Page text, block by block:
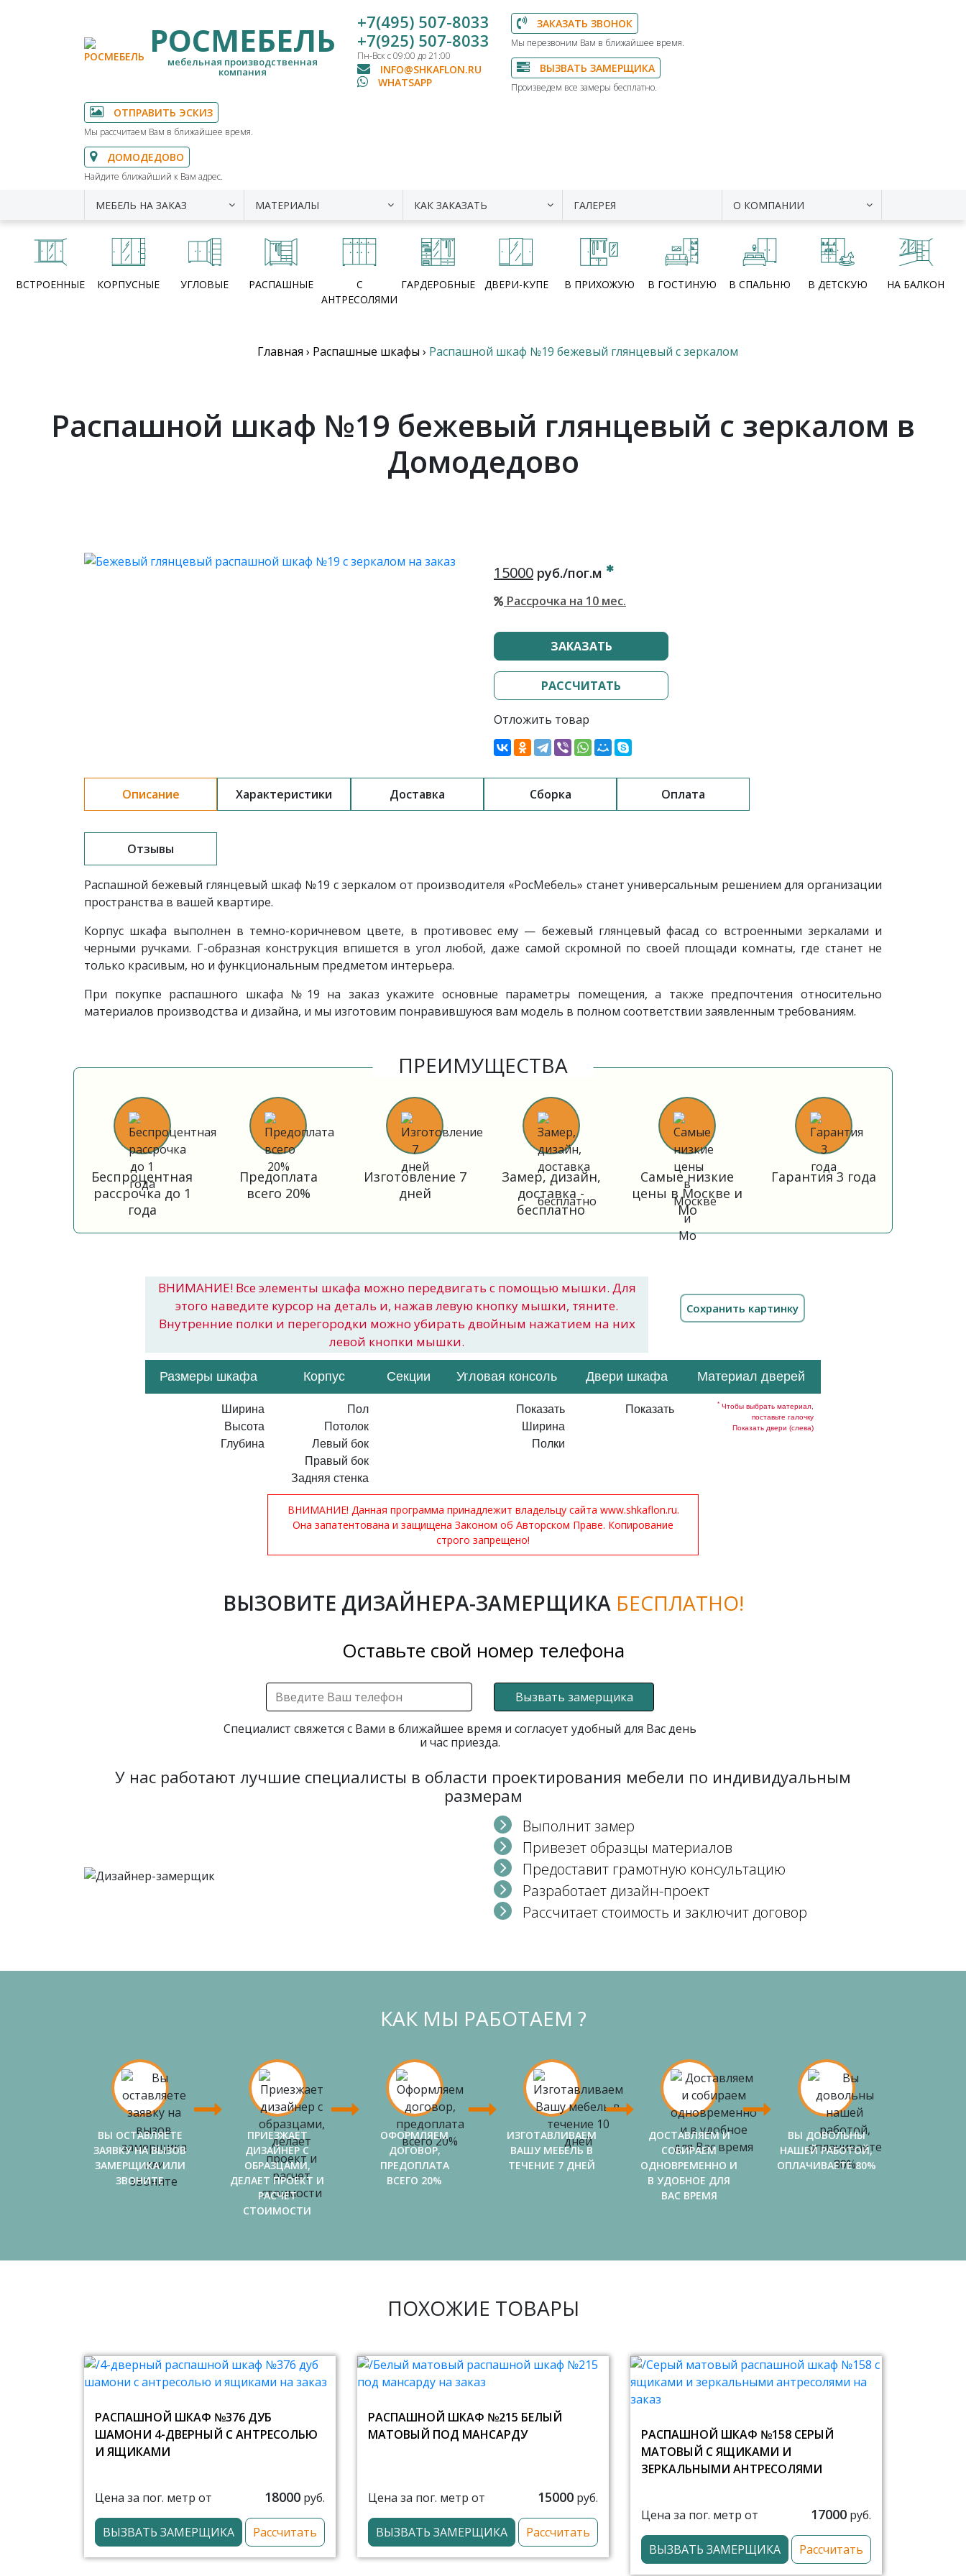
РОСМЕБЕЛЬ
мебельная производственная
компания
+7(495) 507-8033
+7(925) 507-8033
Пн-Вск с 09:00 до 21:00
INFO@SHKAFLON.RU
WHATSAPP
ЗАКАЗАТЬ ЗВОНОК
Мы перезвоним Вам в ближайшее время.
ВЫЗВАТЬ ЗАМЕРЩИКА
Произведем все замеры бесплатно.
ОТПРАВИТЬ ЭСКИЗ
Мы рассчитаем Вам в ближайшее время.
ДОМОДЕДОВО
Найдите ближайший к Вам адрес.
МЕБЕЛЬ НА ЗАКАЗ МАТЕРИАЛЫ КАК ЗАКАЗАТЬ ГАЛЕРЕЯ О КОМПАНИИ
ВСТРОЕННЫЕ КОРПУСНЫЕ УГЛОВЫЕ РАСПАШНЫЕ
С
АНТРЕСОЛЯМИ
ГАРДЕРОБНЫЕ ДВЕРИ-КУПЕ В ПРИХОЖУЮ В ГОСТИНУЮ В СПАЛЬНЮ В ДЕТСКУЮ НА БАЛКОН
Главная › Распашные шкафы › Распашной шкаф №19 бежевый глянцевый с зеркалом
Распашной шкаф №19 бежевый глянцевый с зеркалом в
Домодедово
15000 руб./пог.м
Рассрочка на 10 мес.
ЗАКАЗАТЬ
РАССЧИТАТЬ
Отложить товар
Описание Характеристики Доставка Сборка Оплата
Отзывы
Распашной бежевый глянцевый шкаф №19 с зеркалом от производителя «РосМебель» станет универсальным решением для организации
пространства в вашей квартире.
Корпус шкафа выполнен в темно-коричневом цвете, в противовес ему — бежевый глянцевый фасад со встроенными зеркалами и
черными ручками. Г-образная конструкция впишется в угол любой, даже самой скромной по своей площади комнаты, где станет не
только красивым, но и функциональным предметом интерьера.
При покупке распашного шкафа №19 на заказ укажите основные параметры помещения, а также предпочтения относительно
материалов производства и дизайна, и мы изготовим понравившуюся вам модель в полном соответствии заявленным требованиям.
ПРЕИМУЩЕСТВА
Беспроцентная
рассрочка до 1
года
Предоплата
всего 20%
Изготовление 7
дней
Замер, дизайн,
доставка -
бесплатно
Самые низкие
цены в Москве и
Мо
Гарантия 3 года
ВНИМАНИЕ! Все элементы шкафа можно передвигать с помощью мышки. Для
этого наведите курсор на деталь и, нажав левую кнопку мышки, тяните.
Внутренние полки и перегородки можно убирать двойным нажатием на них
левой кнопки мышки.
Размеры шкафа Корпус Секции Угловая консоль Двери шкафа Материал дверей
Ширина
Высота
Глубина
Пол
Потолок
Левый бок
Правый бок
Задняя стенка
Показать
Ширина
Полки
Показать * Чтобы выбрать материал,
поставьте галочку
Показать двери (слева)
ВНИМАНИЕ! Данная программа принадлежит владельцу сайта www.shkaflon.ru.
Она запатентована и защищена Законом об Авторском Праве. Копирование
строго запрещено!
ВЫЗОВИТЕ ДИЗАЙНЕРА-ЗАМЕРЩИКА БЕСПЛАТНО!
Оставьте свой номер телефона
Вызвать замерщика
Специалист свяжется с Вами в ближайшее время и согласует удобный для Вас день
и час приезда.
У нас работают лучшие специалисты в области проектирования мебели по индивидуальным
размерам
Выполнит замер
Привезет образцы материалов
Предоставит грамотную консультацию
Разработает дизайн-проект
Рассчитает стоимость и заключит договор
КАК МЫ РАБОТАЕМ ?
ВЫ ОСТАВЛЯЕТЕ
ЗАЯВКУ НА ВЫЗОВ
ЗАМЕРЩИКА ИЛИ
ЗВОНИТЕ
ПРИЕЗЖАЕТ
ДИЗАЙНЕР С
ОБРАЗЦАМИ,
ДЕЛАЕТ ПРОЕКТ И
РАСЧЕТ
СТОИМОСТИ
ОФОРМЛЯЕМ
ДОГОВОР,
ПРЕДОПЛАТА
ВСЕГО 20%
ИЗГОТАВЛИВАЕМ
ВАШУ МЕБЕЛЬ В
ТЕЧЕНИЕ 7 ДНЕЙ
ДОСТАВЛЯЕМ И
СОБИРАЕМ
ОДНОВРЕМЕННО И
В УДОБНОЕ ДЛЯ
ВАС ВРЕМЯ
ВЫ ДОВОЛЬНЫ
НАШЕЙ РАБОТОЙ,
ОПЛАЧИВАЕТЕ 80%
ПОХОЖИЕ ТОВАРЫ
РАСПАШНОЙ ШКАФ №376 ДУБ
ШАМОНИ 4-ДВЕРНЫЙ С АНТРЕСОЛЬЮ
И ЯЩИКАМИ
Цена за пог. метр от 18000 руб.
ВЫЗВАТЬ ЗАМЕРЩИКА Рассчитать
РАСПАШНОЙ ШКАФ №215 БЕЛЫЙ
МАТОВЫЙ ПОД МАНСАРДУ
Цена за пог. метр от 15000 руб.
ВЫЗВАТЬ ЗАМЕРЩИКА Рассчитать
РАСПАШНОЙ ШКАФ №158 СЕРЫЙ
МАТОВЫЙ С ЯЩИКАМИ И
ЗЕРКАЛЬНЫМИ АНТРЕСОЛЯМИ
Цена за пог. метр от 17000 руб.
ВЫЗВАТЬ ЗАМЕРЩИКА Рассчитать